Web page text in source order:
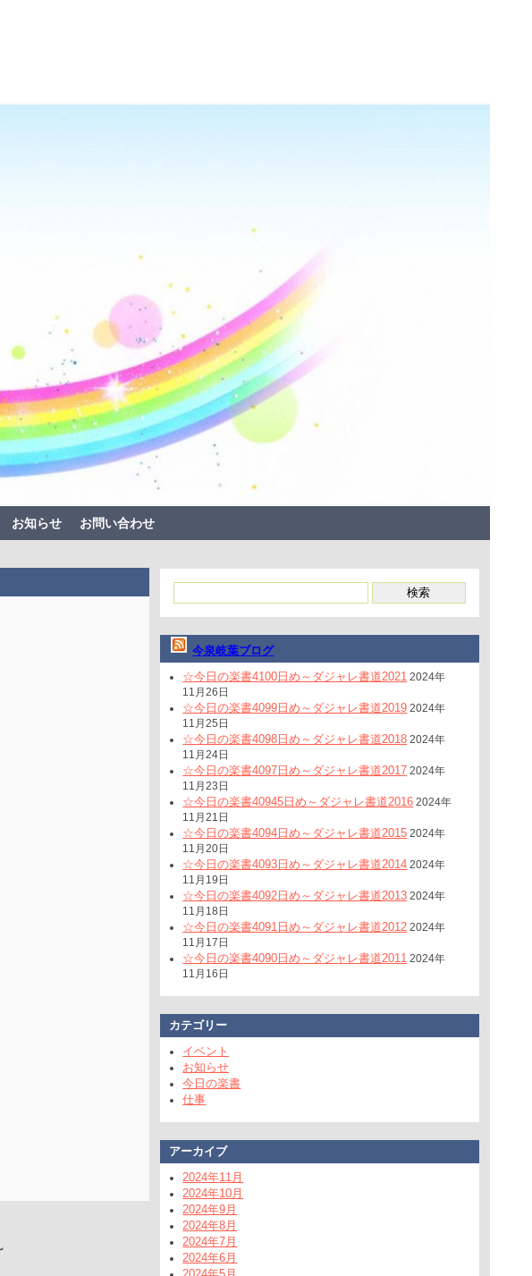
お知らせ お問い合わせ
今泉岐葉ブログ
☆今日の楽書4100日め～ダジャレ書道2021 2024年
11月26日
☆今日の楽書4099日め～ダジャレ書道2019 2024年
11月25日
☆今日の楽書4098日め～ダジャレ書道2018 2024年
11月24日
☆今日の楽書4097日め～ダジャレ書道2017 2024年
11月23日
☆今日の楽書40945日め～ダジャレ書道2016 2024年
11月21日
☆今日の楽書4094日め～ダジャレ書道2015 2024年
11月20日
☆今日の楽書4093日め～ダジャレ書道2014 2024年
11月19日
☆今日の楽書4092日め～ダジャレ書道2013 2024年
11月18日
☆今日の楽書4091日め～ダジャレ書道2012 2024年
11月17日
☆今日の楽書4090日め～ダジャレ書道2011 2024年
11月16日
カテゴリー
イベント
お知らせ
今日の楽書
仕事
アーカイブ
2024年11月
2024年10月
2024年9月
2024年8月
2024年7月
2024年6月